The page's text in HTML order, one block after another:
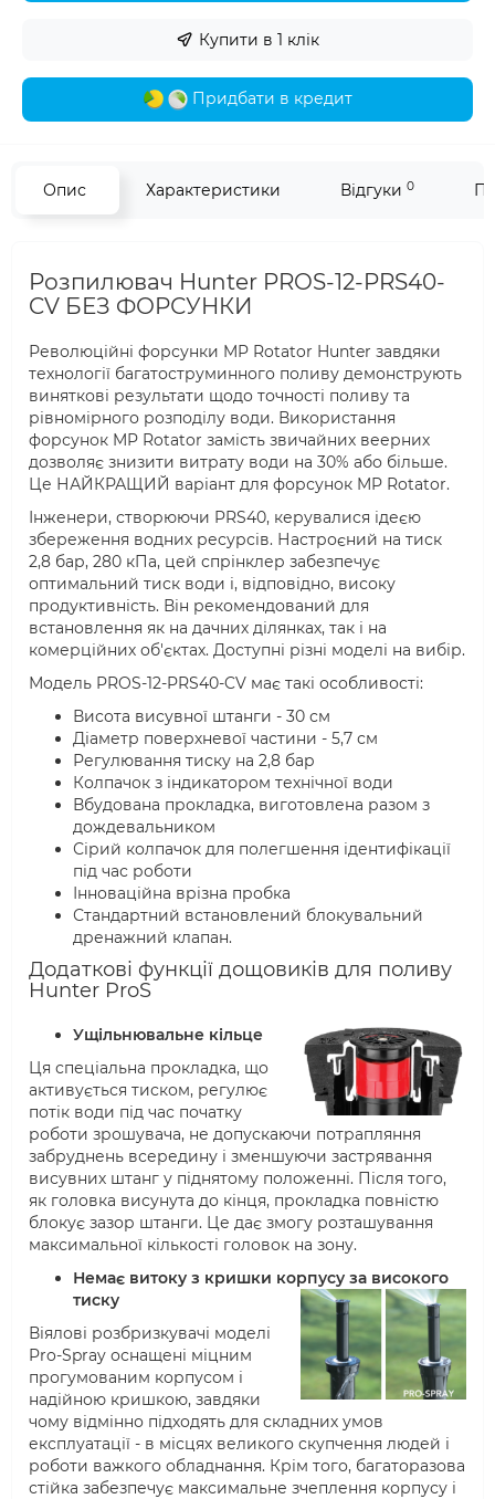
Купити в 1 клік
Придбати в кредит
Опис Характеристики Відгуки 0
Розпилювач Hunter PROS-12-PRS40-
CV БЕЗ ФОРСУНКИ
Революційні форсунки MP Rotator Hunter завдяки
технології багатоструминного поливу демонструють
виняткові результати щодо точності поливу та
рівномірного розподілу води. Використання
форсунок MP Rotator замість звичайних веерних
дозволяє знизити витрату води на 30% або більше.
Це НАЙКРАЩИЙ варіант для форсунок MP Rotator.
Інженери, створюючи PRS40, керувалися ідеєю
збереження водних ресурсів. Настроєний на тиск
2,8 бар, 280 кПа, цей спрінклер забезпечує
оптимальний тиск води і, відповідно, високу
продуктивність. Він рекомендований для
встановлення як на дачних ділянках, так і на
комерційних об'єктах. Доступні різні моделі на вибір.
Модель PROS-12-PRS40-CV має такі особливості:
Висота висувної штанги - 30 см
Діаметр поверхневої частини - 5,7 см
Регулювання тиску на 2,8 бар
Колпачок з індикатором технічної води
Вбудована прокладка, виготовлена разом з
дождевальником
Сірий колпачок для полегшення ідентифікації
під час роботи
Інноваційна врізна пробка
Стандартний встановлений блокувальний
дренажний клапан.
Додаткові функції дощовиків для поливу
Hunter ProS
Ущільнювальне кільце
Ця спеціальна прокладка, що
активується тиском, регулює
потік води під час початку
роботи зрошувача, не допускаючи потрапляння
забруднень всередину і зменшуючи застрявання
висувних штанг у піднятому положенні. Після того,
як головка висунута до кінця, прокладка повністю
блокує зазор штанги. Це дає змогу розташування
максимальної кількості головок на зону.
Немає витоку з кришки корпусу за високого
тиску
Віялові розбризкувачі моделі
Pro-Spray оснащені міцним
прогумованим корпусом і
надійною кришкою, завдяки
чому відмінно підходять для складних умов
експлуатації - в місцях великого скупчення людей і
роботи важкого обладнання. Крім того, багаторазова
стійка забезпечує максимальне зчеплення корпусу і